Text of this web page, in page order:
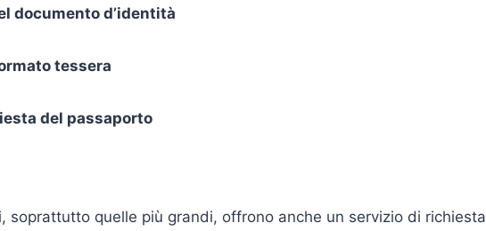
documento d’identità
tessera
del passaporto
soprattutto quelle più grandi, offrono anche un servizio di richiesta